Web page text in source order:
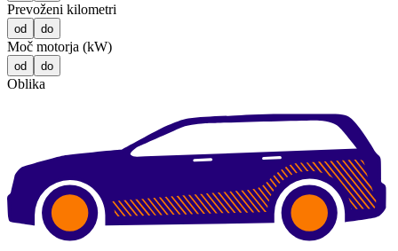
Prevoženi kilometri
od do
Moč motorja (kW)
od do
Oblika